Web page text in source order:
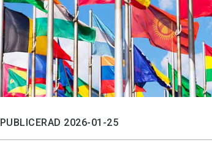
Press
PUBLICERAD 2026-01-25